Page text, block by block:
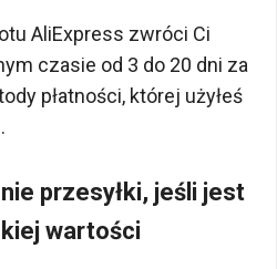
AliExpress zwróci Ci
czasie od 3 do 20 dni za
płatności, której użyłeś
przesyłki, jeśli jest
wartości